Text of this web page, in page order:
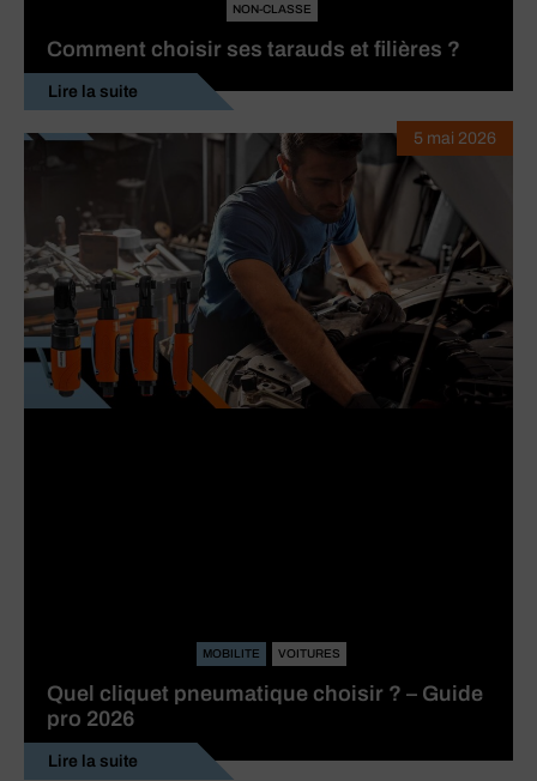
NON-CLASSE
Comment choisir ses tarauds et filières ?
Lire la suite
MOBILITE VOITURES
Quel cliquet pneumatique choisir ? – Guide
pro 2026
Lire la suite
5 mai 2026